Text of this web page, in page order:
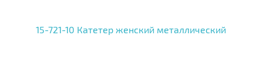
15-721-10 Катетер женский металлический